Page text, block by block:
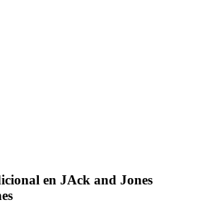
en JAck and Jones